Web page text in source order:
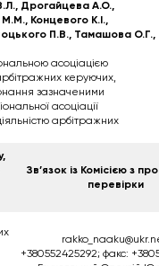
Дрогайцева А.О.,
Концевого К.І.,
П.В., Тамашова О.Г.,
асоціацією
керуючих,
зазначеними
асоціації
арбітражних
Зв’язок із Комісією з
перевірки
+380552425292; факс: